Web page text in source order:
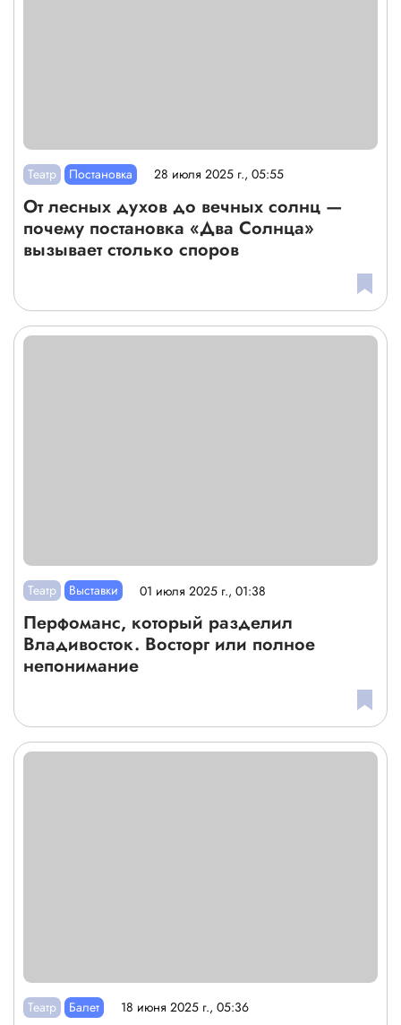
Театр Постановка 28 июля 2025 г., 05:55
От лесных духов до вечных солнц —
почему постановка «Два Солнца»
вызывает столько споров
Театр Выставки 01 июля 2025 г., 01:38
Перфоманс, который разделил
Владивосток. Восторг или полное
непонимание
Театр Балет 18 июня 2025 г., 05:36